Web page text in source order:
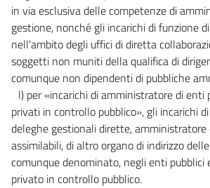
in via esclusiva delle competenze di
gestione, nonché gli incarichi di funzione
nell'ambito degli uffici di diretta
soggetti non muniti della qualifica di
comunque non dipendenti di pubbliche
l) per «incarichi di amministratore di enti
privati in controllo pubblico», gli incarichi
deleghe gestionali dirette, amministratore
assimilabili, di altro organo di indirizzo
comunque denominato, negli enti
privato in controllo pubblico.